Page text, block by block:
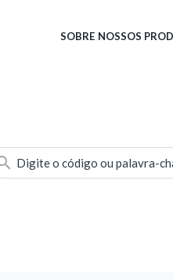
SOBRE NOSSOS
Digite o código ou palavra-